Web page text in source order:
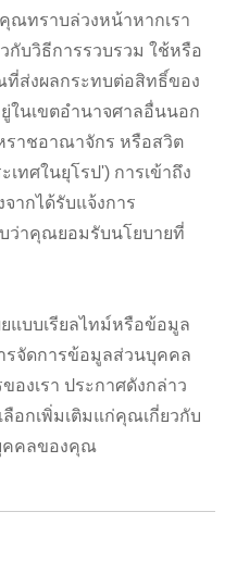
ณทราบล่วงหน้าหากเรา
กับวิธีการรวบรวม ใช้หรือ
ส่งผลกระทบต่อสิทธิ์ของ
นเขตอำนาจศาลอื่นนอก
ราชอาณาจักร หรือสวิต
เทศในยุโรป') การเข้าถึง
ากได้รับแจ้งการ
ว่าคุณยอมรับนโยบายที่
ยแบบเรียลไทม์หรือข้อมูล
รจัดการข้อมูลส่วนบุคคล
งเรา ประกาศดังกล่าว
อกเพิ่มเติมแก่คุณเกี่ยวกับ
คคลของคุณ